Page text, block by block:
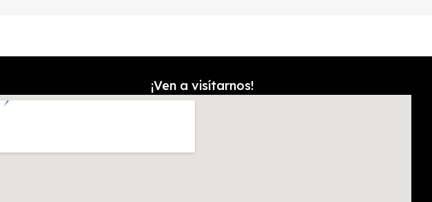
¡Ven a visítarnos!